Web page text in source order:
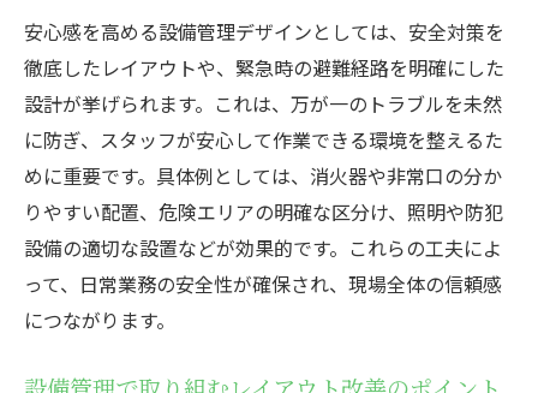
安心感を高める設備管理デザインとしては、安全対策を
徹底したレイアウトや、緊急時の避難経路を明確にした
設計が挙げられます。これは、万が一のトラブルを未然
に防ぎ、スタッフが安心して作業できる環境を整えるた
めに重要です。具体例としては、消火器や非常口の分か
りやすい配置、危険エリアの明確な区分け、照明や防犯
設備の適切な設置などが効果的です。これらの工夫によ
って、日常業務の安全性が確保され、現場全体の信頼感
につながります。